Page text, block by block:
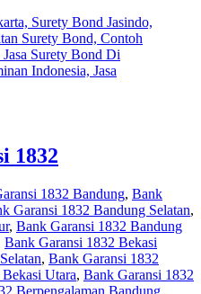
1832
1832 Bandung, Bank
Garansi 1832 Bandung Selatan,
, Bank Garansi 1832 Bandung
Bank Garansi 1832 Bekasi
, Bank Garansi 1832
Utara, Bank Garansi 1832
Berpengalaman Bandung,